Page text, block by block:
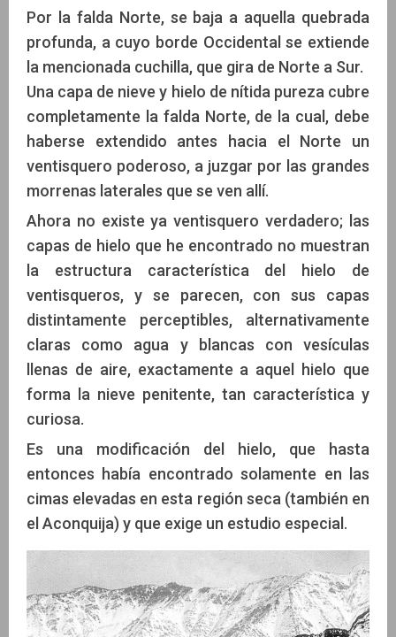
Por la falda Norte, se baja a aquella quebrada
profunda, a cuyo borde Occidental se extiende
la mencionada cuchilla, que gira de Norte a Sur.
Una capa de nieve y hielo de nítida pureza cubre
completamente la falda Norte, de la cual, debe
haberse extendido antes hacia el Norte un
ventisquero poderoso, a juzgar por las grandes
morrenas laterales que se ven allí.
Ahora no existe ya ventisquero verdadero; las
capas de hielo que he encontrado no muestran
la estructura característica del hielo de
ventisqueros, y se parecen, con sus capas
distintamente perceptibles, alternativamente
claras como agua y blancas con vesículas
llenas de aire, exactamente a aquel hielo que
forma la nieve penitente, tan característica y
curiosa.
Es una modificación del hielo, que hasta
entonces había encontrado solamente en las
cimas elevadas en esta región seca (también en
el Aconquija) y que exige un estudio especial.